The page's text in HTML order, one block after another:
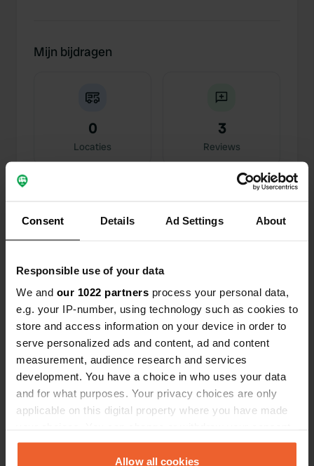
Consent Details Ad Settings About
Responsible use of your data
We and our 1022 partners process your personal data,
e.g. your IP-number, using technology such as cookies to
store and access information on your device in order to
serve personalized ads and content, ad and content
measurement, audience research and services
development. You have a choice in who uses your data
and for what purposes. Your privacy choices are only
applicable on this digital property where you have made
any time from the Cookie Declaration or by clicking on
the Privacy trigger icon.Allow all cookies
Mijn bijdragen
0
Locaties
3
Reviews
Activiteiten tijdlijn
Alle Locaties Foto's Reviews
Een locatie beoordeeld — 12 maanden geleden
Sitecode:88619
Super plek. Gratis en perfecte bbq die gebruikt
en heerlijke calvados.